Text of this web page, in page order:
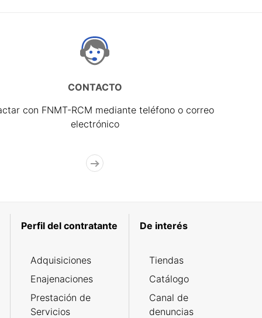
CONTACTO
con FNMT-RCM mediante teléfono o correo
electrónico
Perfil del contratante
Adquisiciones
Enajenaciones
Prestación de
Servicios
De interés
Tiendas
Catálogo
Canal de
denuncias